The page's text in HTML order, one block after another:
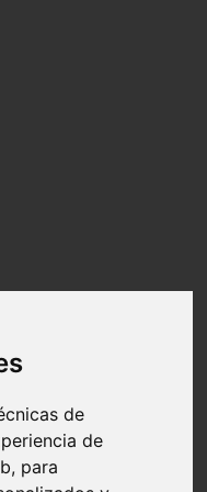
de
de
para